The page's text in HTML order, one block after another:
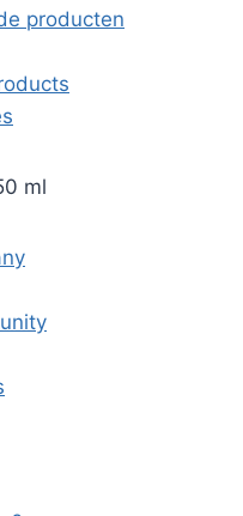
producten
ml